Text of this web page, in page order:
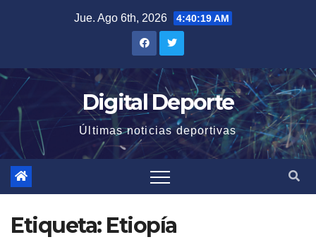
Jue. Ago 6th, 2026 4:40:19 AM
Digital Deporte
Últimas noticias deportivas
Etiqueta: Etiopía